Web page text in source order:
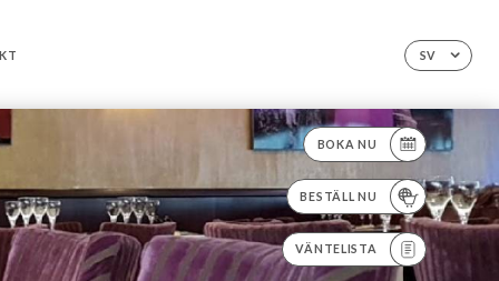
SV
BOKA NU
BESTÄLL NU
VÄNTELISTA